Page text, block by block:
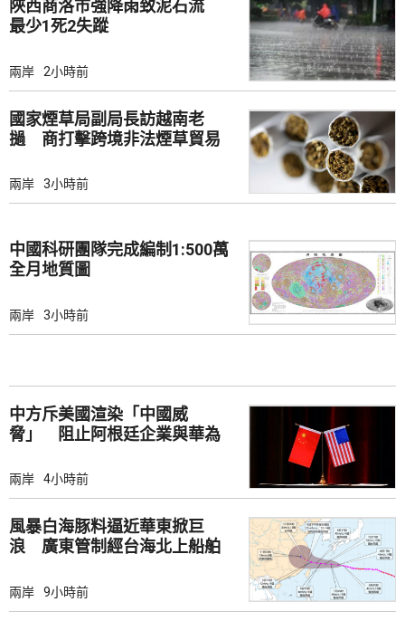
陜西商洛市強降雨致泥石流
最少1死2失蹤
兩岸 2小時前
國家煙草局副局長訪越南老
撾 商打擊跨境非法煙草貿易
兩岸 3小時前
中國科研團隊完成編制1:500萬
全月地質圖
兩岸 3小時前
中方斥美國渲染「中國威
脅」 阻止阿根廷企業與華為
兩岸 4小時前
風暴白海豚料逼近華東掀巨
浪 廣東管制經台海北上船舶
兩岸 9小時前